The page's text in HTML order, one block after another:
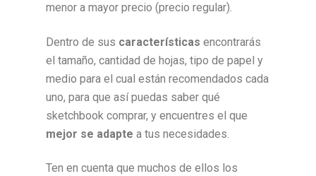
menor a mayor precio (precio regular).
Dentro de sus características encontrarás
el tamaño, cantidad de hojas, tipo de papel y
medio para el cual están recomendados cada
uno, para que así puedas saber qué
sketchbook comprar, y encuentres el que
mejor se adapte a tus necesidades.
Ten en cuenta que muchos de ellos los